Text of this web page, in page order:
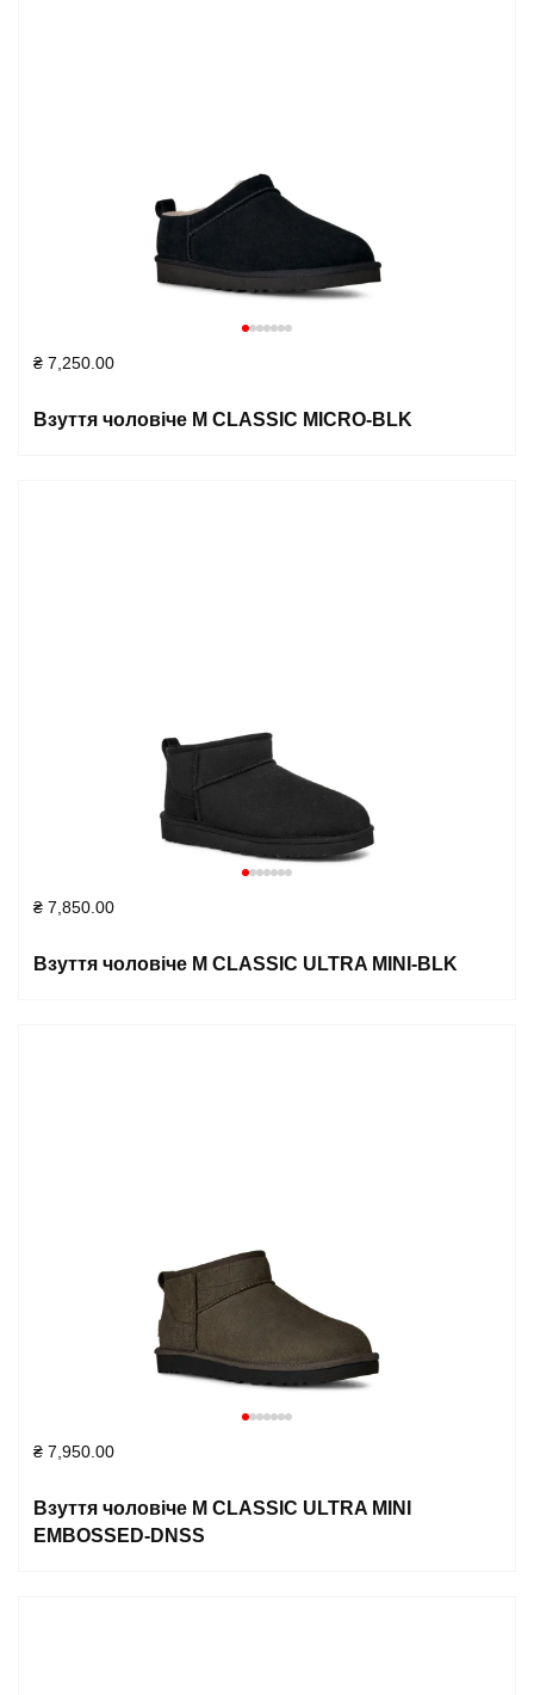
₴ 7,250.00
Взуття чоловіче M CLASSIC MICRO-BLK
₴ 7,850.00
Взуття чоловіче M CLASSIC ULTRA MINI-BLK
₴ 7,950.00
Взуття чоловіче M CLASSIC ULTRA MINI
EMBOSSED-DNSS